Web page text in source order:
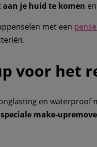
aan je huid te komen
met een
voor het
en waterproof
make-